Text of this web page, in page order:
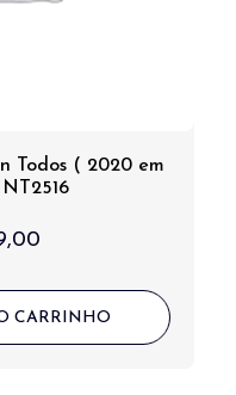
Todos ( 2020 em
CARRINHO